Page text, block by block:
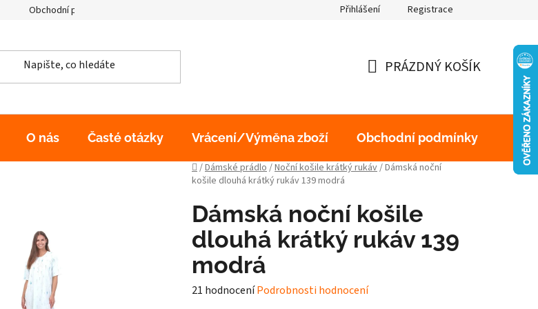
Obchodní podmínky Přihlášení Registrace
KOŠÍK
PRÁZDNÝ KOŠÍK
O nás Časté otázky Vrácení/Výměna zboží Obchodní podmínky
Domů
/Dámské prádlo/Noční košile krátký rukáv/Dámská noční
košile dlouhá krátký rukáv 139 modrá
Dámská noční košile
dlouhá krátký rukáv 139
modrá
Průměrné
21 hodnoceníPodrobnosti hodnocení